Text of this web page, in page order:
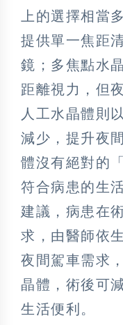
上的選擇相當
提供單一焦距
鏡；多焦點水
距離視力，但
人工水晶體則
減少，提升夜
體沒有絕對的
符合病患的生
建議，病患在
求，由醫師依
夜間駕車需求
晶體，術後可
生活便利。